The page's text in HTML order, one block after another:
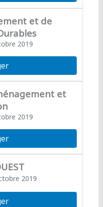
et de
2019
et
2019
2019